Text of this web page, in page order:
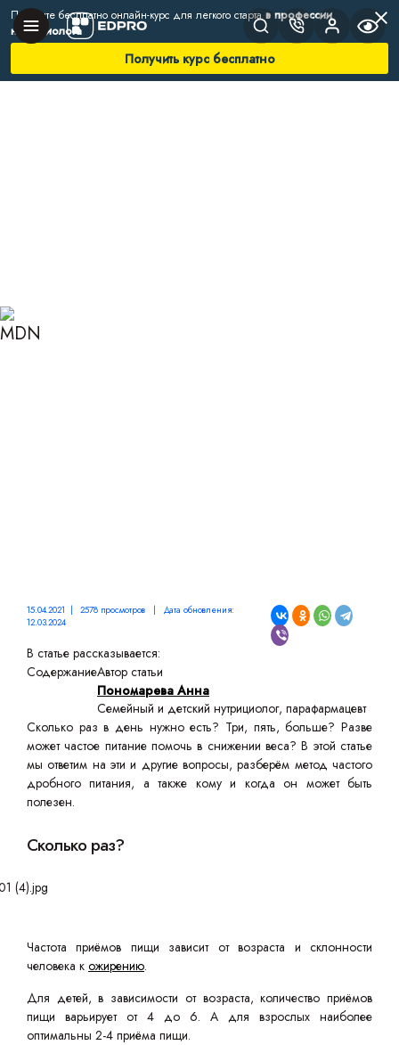
Получите бесплатно онлайн-курс для легкого стартав профессии
нутрициолога
Получить курс бесплатно
15.04.2021 | 2578 просмотров | Дата обновления:
12.03.2024
В статье рассказывается:
СодержаниеАвтор статьи
Пономарева Анна
Семейный и детский нутрициолог, парафармацевт
Сколько раз в день нужно есть? Три, пять, больше? Разве
может частое питание помочь в снижении веса? В этой статье
мы ответим на эти и другие вопросы, разберём метод частого
дробного питания, а также кому и когда он может быть
полезен.
Сколько раз?
Частота приёмов пищи зависит от возраста и склонности
человека к ожирению.
Для детей, в зависимости от возраста, количество приёмов
пищи варьирует от 4 до 6. А для взрослых наиболее
оптимальны 2-4 приёма пищи.